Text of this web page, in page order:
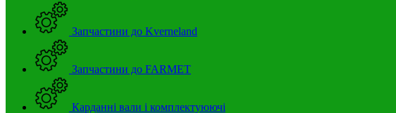
Запчастини до Kverneland
Запчастини до FARMET
Карданні вали і комплектуюючі